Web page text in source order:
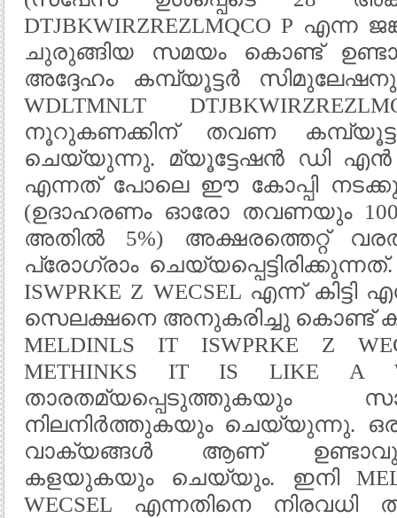
DTJBKWIRZREZLMQCO P
ചുരുങ്ങിയ സമയം കൊണ്ട്
അദ്ദേഹം കമ്പ്യൂട്ടർ
WDLTMNLT
നൂറുകണക്കിന് തവണ
ചെയ്യുന്നു. മ്യൂട്ടേഷൻ ഡി എൻ
എന്നത് പോലെ ഈ കോപ്പി
(ഉദാഹരണം ഓരോ തവണയും
അതിൽ 5%) അക്ഷരത്തെറ്റ്
പ്രോഗ്രാം
ISWPRKE Z WECSEL എന്ന്
സെലക്ഷനെ അനുകരിച്ചു കൊണ്ട്
MELDINLS IT ISWPRKE Z
METHINKS IT IS LIKE A
താരതമ്യപ്പെടുത്തുകയും
നിലനിർത്തുകയും ചെയ്യുന്നു.
വാക്യങ്ങൾ ആണ്
കളയുകയും ചെയ്യും. ഇനി
WECSEL എന്നതിനെ